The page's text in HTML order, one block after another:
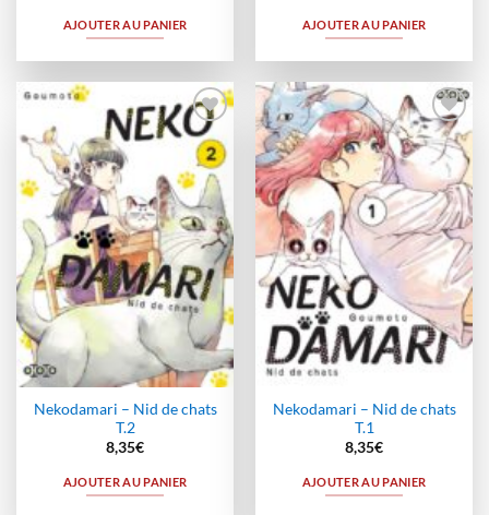
AJOUTER AU PANIER AJOUTER AU PANIER
Ajouter
à la
wishlist
Nekodamari – Nid de chats
T.2
8,35€
AJOUTER AU PANIER
Ajouter
à la
wishlist
Nekodamari – Nid de chats
T.1
8,35€
AJOUTER AU PANIER